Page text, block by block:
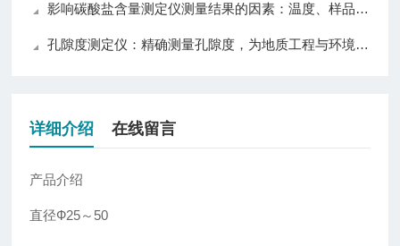
影响碳酸盐含量测定仪测量结果的因素：温度、样品与操作技巧详解
孔隙度测定仪：精确测量孔隙度，为地质工程与环境科学提供可靠数据
详细介绍 在线留言
产品介绍
直径Ф25～50